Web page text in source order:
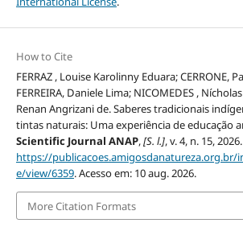
How to Cite
FERRAZ , Louise Karolinny Eduara; CERRONE,
FERREIRA, Daniele Lima; NICOMEDES ,
Renan Angrizani de. Saberes tradicionais
tintas naturais: Uma experiência de educação
Scientific Journal ANAP,[S. l.], v. 4, n. 15,
https://
e/view/6359. Acesso em: 10 aug. 2026.
More Citation Formats